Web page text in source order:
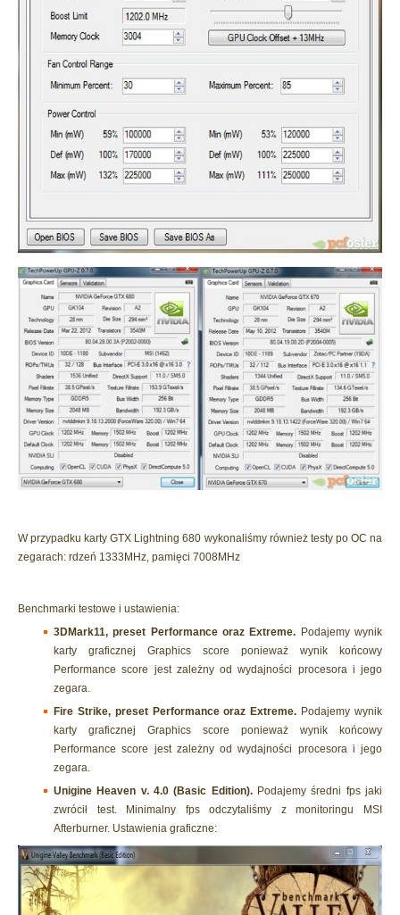
W przypadku karty GTX Lightning 680 wykonaliśmy również testy po OC na
zegarach: rdzeń 1333MHz, pamięci 7008MHz
Benchmarki testowe i ustawienia:
3DMark11, preset Performance oraz Extreme. Podajemy wynik
karty graficznej Graphics score ponieważ wynik końcowy
Performance score jest zależny od wydajności procesora i jego
zegara.
Fire Strike, preset Performance oraz Extreme. Podajemy wynik
karty graficznej Graphics score ponieważ wynik końcowy
Performance score jest zależny od wydajności procesora i jego
zegara.
Unigine Heaven v. 4.0 (Basic Edition).Podajemy średni fps jaki
zwrócił test. Minimalny fps odczytaliśmy z monitoringu MSI
Afterburner. Ustawienia graficzne: